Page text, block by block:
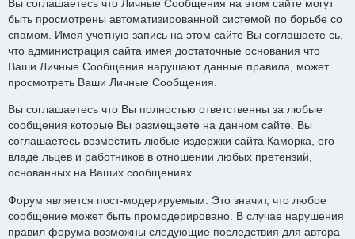
Вы соглашаетесь что Личные Сообщения на этом сайте могут
быть просмотрены автоматизированной системой по борьбе со
спамом. Имея учетную запись на этом сайте Вы соглашаете сь,
что администрация сайта имея достаточные основания что
Ваши Личные Сообщения нарушают данные правила, может
просмотреть Ваши Личные Сообщения.
Вы соглашаетесь что Вы полностью ответственны за любые
сообщения которые Вы размещаете на данном сайте. Вы
соглашаетесь возместить любые издержки сайта Каморка, его
владе льцев и работников в отношении любых претензий,
основанных на Ваших сообщениях.
Форум является пост-модерируемым. Это значит, что любое
сообщение может быть промодерировано. В случае нарушения
правил форума возможны следующие последствия для автора